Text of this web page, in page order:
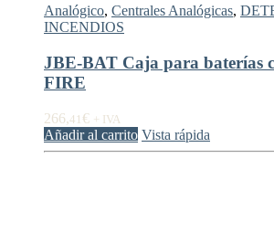
Analógico, Centrales Analógicas,
INCENDIOS
JBE-BAT Caja para baterías
FIRE
266,41 € + IVA
Añadir al carrito Vista rápida